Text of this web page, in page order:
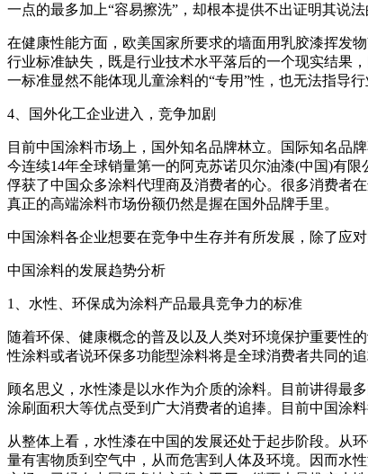
一点的最多加上“容易擦洗”，却根本提供不出证明其说法
在健康性能方面，欧美国家所要求的墙面用乳胶漆挥发
行业标准缺失，既是行业技术水平落后的一个现实结果
一标准显然不能体现儿童涂料的“专用”性，也无法指导行
4、国外化工企业进入，竞争加剧
目前中国涂料市场上，国外知名品牌林立。国际知名品
今连续14年全球销量第一的阿克苏诺贝尔油漆(中国)有
俘获了中国众多涂料代理商及消费者的心。很多消费者
真正的高端涂料市场份额仍然是握在国外品牌手里。
中国涂料各企业想要在竞争中生存并有所发展，除了应
中国涂料的发展趋势分析
1、水性、环保成为涂料产品最具竞争力的标准
随着环保、健康概念的普及以及人类对环境保护重要性
性涂料或者说环保多功能型涂料将是全球消费者共同的
顾名思义，水性漆是以水作为介质的涂料。目前讲得最
涂刷面积大等优点受到广大消费者的追捧。目前中国涂
从整体上看，水性漆在中国的发展还处于起步阶段。从
量有害物质到空气中，从而危害到人体及环境。因而水